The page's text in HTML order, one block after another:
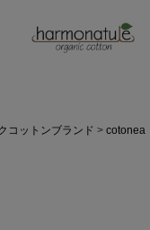
コットンブランド cotonea